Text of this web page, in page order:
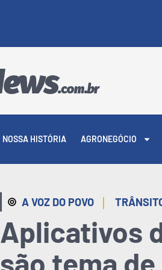
NOSSA HISTÓRIA AGRONEGÓCIO
A VOZ DO POVO |
Aplicativos
são tema